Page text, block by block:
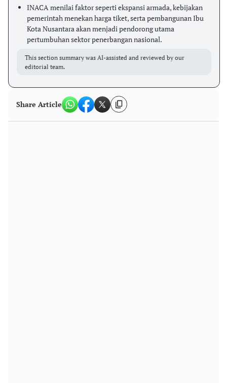
INACA menilai faktor seperti ekspansi armada, kebijakan
pemerintah menekan harga tiket, serta pembangunan Ibu
Kota Nusantara akan menjadi pendorong utama
pertumbuhan sektor penerbangan nasional.
This section summary was AI-assisted and reviewed by our
editorial team.
Share Article